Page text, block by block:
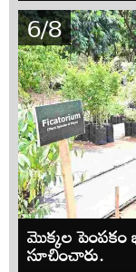
6/8
మొక్కల పెంపకం
సూచించారు.